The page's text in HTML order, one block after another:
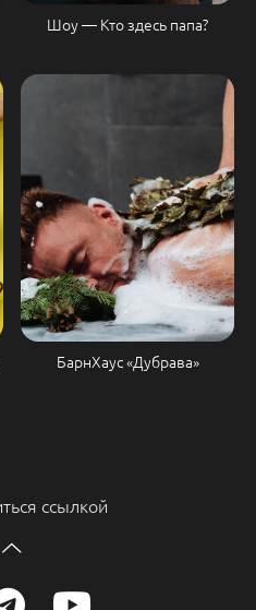
Шоу — Кто здесь папа?
БарнХаус «Дубрава»
ссылкой